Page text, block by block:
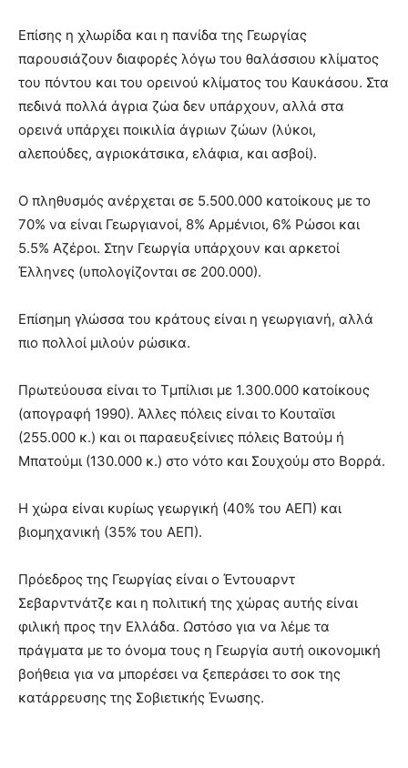
Επίσης η χλωρίδα και η πανίδα της Γεωργίας
παρουσιάζουν διαφορές λόγω του θαλάσσιου κλίματος
του πόντου και του ορεινού κλίματος του Καυκάσου. Στα
πεδινά πολλά άγρια ζώα δεν υπάρχουν, αλλά στα
ορεινά υπάρχει ποικιλία άγριων ζώων (λύκοι,
αλεπούδες, αγριοκάτσικα, ελάφια, και ασβοί).
Ο πληθυσμός ανέρχεται σε 5.500.000 κατοίκους με το
70% να είναι Γεωργιανοί, 8% Αρμένιοι, 6% Ρώσοι και
5.5% Αζέροι. Στην Γεωργία υπάρχουν και αρκετοί
Έλληνες (υπολογίζονται σε 200.000).
Επίσημη γλώσσα του κράτους είναι η γεωργιανή, αλλά
πιο πολλοί μιλούν ρώσικα.
Πρωτεύουσα είναι το Τμπίλισι με 1.300.000 κατοίκους
(απογραφή 1990). Άλλες πόλεις είναι το Κουταϊσι
(255.000 κ.) και οι παραευξείνιες πόλεις Βατούμ ή
Μπατούμι (130.000 κ.) στο νότο και Σουχούμ στο Βορρά.
Η χώρα είναι κυρίως γεωργική (40% του ΑΕΠ) και
βιομηχανική (35% του ΑΕΠ).
Πρόεδρος της Γεωργίας είναι ο Έντουαρντ
Σεβαρντνάτζε και η πολιτική της χώρας αυτής είναι
φιλική προς την Ελλάδα. Ωστόσο για να λέμε τα
πράγματα με το όνομα τους η Γεωργία αυτή οικονομική
βοήθεια για να μπορέσει να ξεπεράσει το σοκ της
κατάρρευσης της Σοβιετικής Ένωσης.